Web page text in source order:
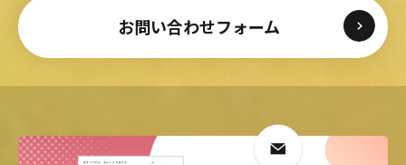
お問い合わせフォーム